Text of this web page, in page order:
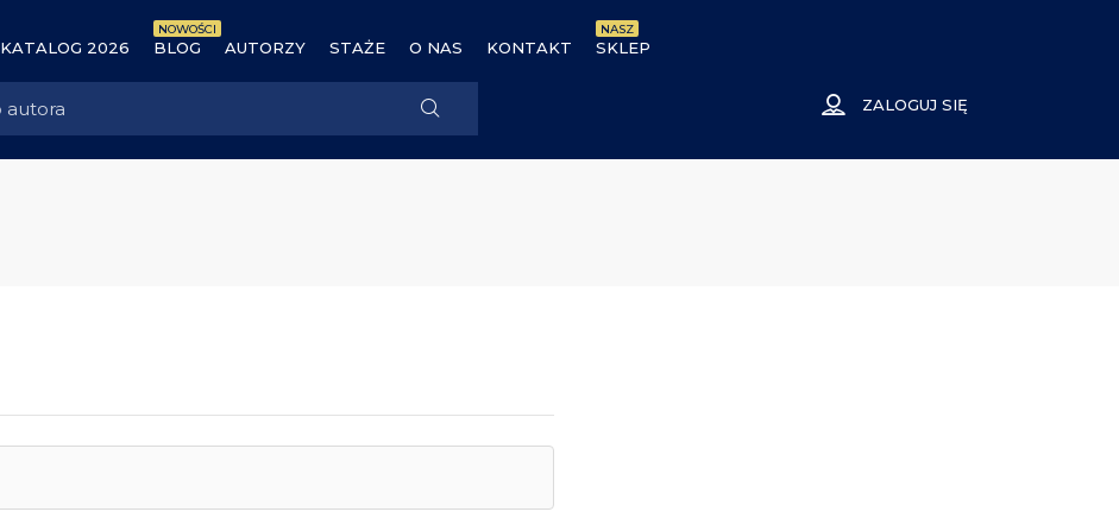
KATALOG 2026 BLOG
NOWOŚCI
AUTORZY STAŻE O NAS KONTAKT SKLEP
NASZ
ZALOGUJ SIĘ